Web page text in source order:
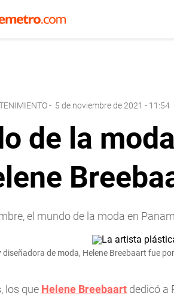
- 5 de noviembre de 2021 - 11:54
de la
el mundo de la moda en
de moda, Helene Breebaart fue
los que Helene Breebaart dedicó a